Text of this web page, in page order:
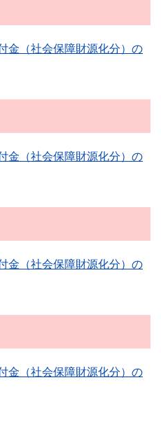
金（社会保障財源化分）の
金（社会保障財源化分）の
金（社会保障財源化分）の
金（社会保障財源化分）の